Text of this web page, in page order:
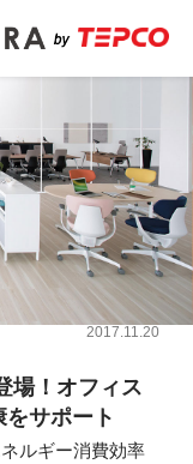
2017.11.20
場！オフィス
サポート
ルギー消費効率